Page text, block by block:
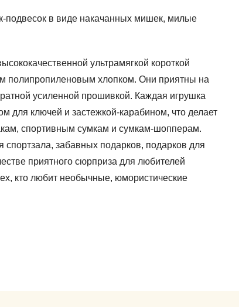
в виде накачанных мишек, милые
ультрамягкой короткой
полипропиленовым хлопком. Они приятны на
усиленной прошивкой. Каждая игрушка
для ключей и застежкой-карабином, что делает
спортивным сумкам и сумкам-шопперам.
спортзала, забавных подарков, подарков для
приятного сюрприза для любителей
кто любит необычные, юмористические